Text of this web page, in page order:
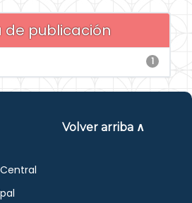
de publicación
1
Volver arriba ∧